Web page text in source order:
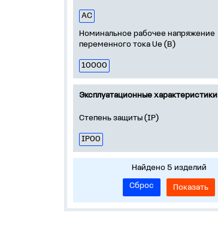
AC
Номинальное рабочее напряжение
переменного тока Ue (В)
10000
Эксплуатационные характеристики
Степень защиты (IP)
IP00
Найдено 5 изделий
Сброс
Показать